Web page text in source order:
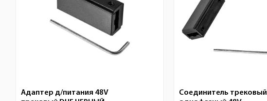
Адаптер д/питания 48V
Соединитель трековый